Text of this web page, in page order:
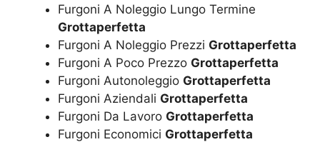
Furgoni A Noleggio Lungo Termine
Grottaperfetta
Furgoni A Noleggio Prezzi Grottaperfetta
Furgoni A Poco Prezzo Grottaperfetta
Furgoni Autonoleggio Grottaperfetta
Furgoni Aziendali Grottaperfetta
Furgoni Da Lavoro Grottaperfetta
Furgoni Economici Grottaperfetta